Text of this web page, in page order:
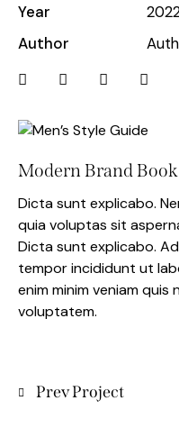
Year
Author
Modern Brand Book
Dicta sunt explicabo.
quia voluptas sit
Dicta sunt explicabo.
tempor incididunt ut
enim minim veniam
voluptatem.
Prev Project